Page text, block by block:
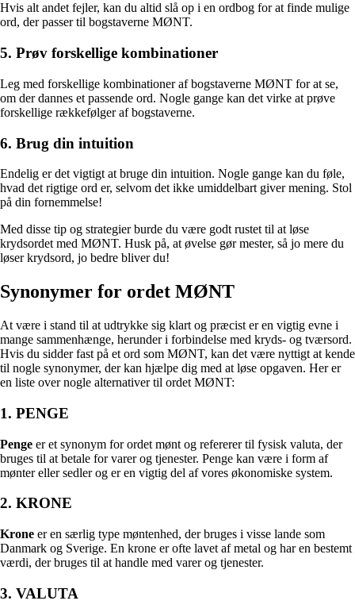
Hvis alt andet fejler, kan du altid slå op i en ordbog for at finde mulige
ord, der passer til bogstaverne MØNT.
5. Prøv forskellige kombinationer
Leg med forskellige kombinationer af bogstaverne MØNT for at se,
om der dannes et passende ord. Nogle gange kan det virke at prøve
forskellige rækkefølger af bogstaverne.
6. Brug din intuition
Endelig er det vigtigt at bruge din intuition. Nogle gange kan du føle,
hvad det rigtige ord er, selvom det ikke umiddelbart giver mening. Stol
på din fornemmelse!
Med disse tip og strategier burde du være godt rustet til at løse
krydsordet med MØNT. Husk på, at øvelse gør mester, så jo mere du
løser krydsord, jo bedre bliver du!
Synonymer for ordet MØNT
At være i stand til at udtrykke sig klart og præcist er en vigtig evne i
mange sammenhænge, herunder i forbindelse med kryds- og tværsord.
Hvis du sidder fast på et ord som MØNT, kan det være nyttigt at kende
til nogle synonymer, der kan hjælpe dig med at løse opgaven. Her er
en liste over nogle alternativer til ordet MØNT:
1. PENGE
Penge er et synonym for ordet mønt og refererer til fysisk valuta, der
bruges til at betale for varer og tjenester. Penge kan være i form af
mønter eller sedler og er en vigtig del af vores økonomiske system.
2. KRONE
Krone er en særlig type møntenhed, der bruges i visse lande som
Danmark og Sverige. En krone er ofte lavet af metal og har en bestemt
værdi, der bruges til at handle med varer og tjenester.
3. VALUTA